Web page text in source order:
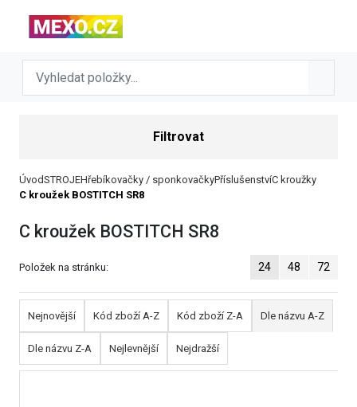
Filtrovat
ÚvodSTROJEHřebíkovačky / sponkovačkyPříslušenstvíC kroužky
C kroužek BOSTITCH SR8
C kroužek BOSTITCH SR8
Položek na stránku: 24 48 72
Nejnovější Kód zboží A-Z Kód zboží Z-A Dle názvu A-Z
Dle názvu Z-A Nejlevnější Nejdražší